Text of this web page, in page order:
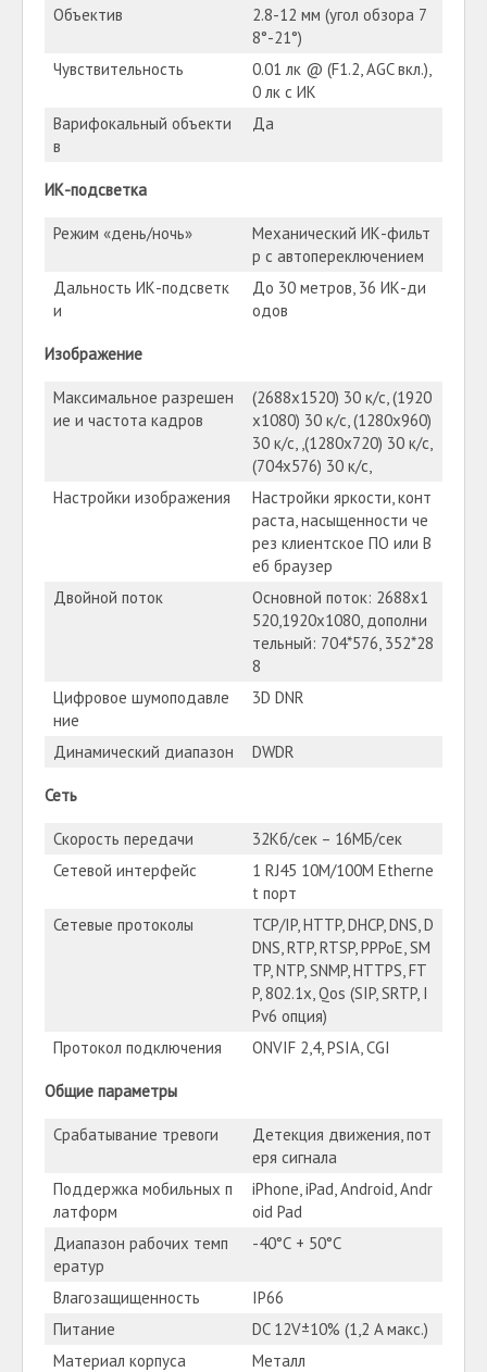
Объектив
2.8-12 мм (угол обзора 7
8°-21°)
Чувствительность
0.01 лк @ (F1.2, AGC вкл.),
0 лк с ИК
Варифокальный объекти
в
Да
ИК-подсветка
Режим «день/ночь»
Механический ИК-фильт
р с автопереключением
Дальность ИК-подсветк
и
До 30 метров, 36 ИК-ди
одов
Изображение
Максимальное разрешен
ие и частота кадров
(2688х1520) 30 к/с, (1920
х1080) 30 к/с, (1280х960)
30 к/с, ,(1280х720) 30 к/с,
(704х576) 30 к/с,
Настройки изображения
Настройки яркости, конт
раста, насыщенности че
рез клиентское ПО или В
еб браузер
Двойной поток
Основной поток: 2688х1
520,1920х1080, дополни
тельный: 704*576, 352*28
8
Цифровое шумоподавле
ние
3D DNR
Динамический диапазон DWDR
Сеть
Скорость передачи
32Кб/сек – 16МБ/сек
Сетевой интерфейс
1 RJ45 10М/100М Etherne
t порт
Сетевые протоколы
TCP/IP, HTTP, DHCP, DNS, D
DNS, RTP, RTSP, PPPoE, SM
TP, NTP, SNMP, HTTPS, FT
P, 802.1x, Qos (SIP, SRTP, I
Pv6 опция)
Протокол подключения
ONVIF 2,4, PSIA, CGI
Общие параметры
Срабатывание тревоги
Детекция движения, пот
еря сигнала
Поддержка мобильных п
латформ
iPhone, iPad, Android, Andr
oid Pad
Диапазон рабочих темп
ератур
-40°С + 50°С
Влагозащищенность
IP66
Питание
DC 12V±10% (1,2 A макс.)
Материал корпуса
Металл